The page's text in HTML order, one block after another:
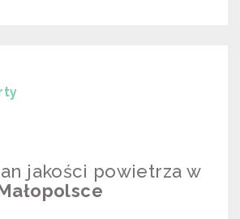
jakości powietrza w